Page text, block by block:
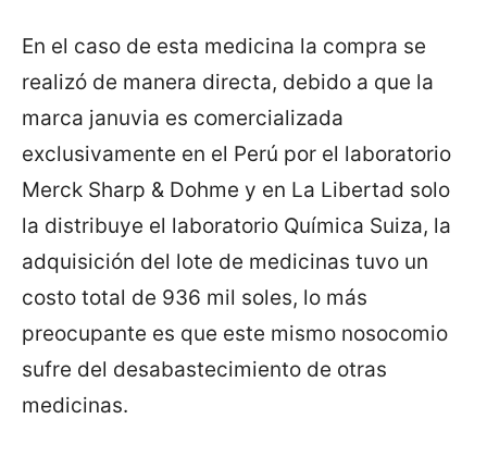
En el caso de esta medicina la compra se
realizó de manera directa, debido a que la
marca januvia es comercializada
exclusivamente en el Perú por el laboratorio
Merck Sharp & Dohme y en La Libertad solo
la distribuye el laboratorio Química Suiza, la
adquisición del lote de medicinas tuvo un
costo total de 936 mil soles, lo más
preocupante es que este mismo nosocomio
sufre del desabastecimiento de otras
medicinas.